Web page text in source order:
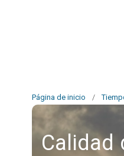
Página de inicio /
Calidad